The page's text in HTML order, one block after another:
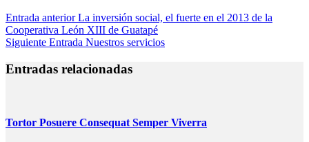
Entrada anteriorLa inversión social, el fuerte en el 2013 de la
Cooperativa León XIII de Guatapé
Siguiente Entrada Nuestros servicios
Entradas relacionadas
Tortor Posuere Consequat Semper Viverra